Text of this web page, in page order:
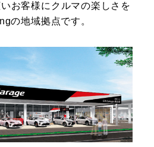
お客様にクルマの楽しさを
の地域拠点です。